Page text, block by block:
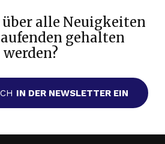
alle Neuigkeiten
gehalten
werden?
IN DER NEWSLETTER EIN